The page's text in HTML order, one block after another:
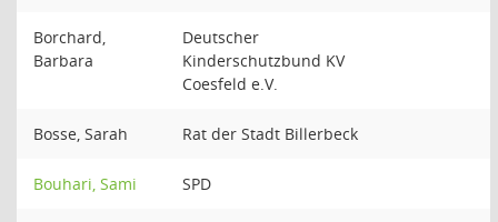
Borchard,
Barbara
Deutscher
Kinderschutzbund KV
Coesfeld e.V.
Bosse, Sarah Rat der Stadt Billerbeck
Bouhari, Sami SPD